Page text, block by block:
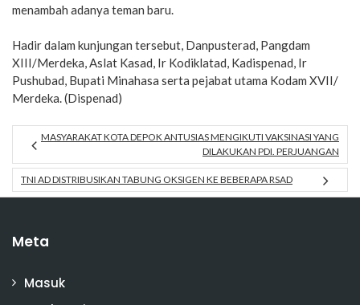
menambah adanya teman baru.
Hadir dalam kunjungan tersebut, Danpusterad, Pangdam
XIII/Merdeka, Aslat Kasad, Ir Kodiklatad, Kadispenad, Ir
Pushubad, Bupati Minahasa serta pejabat utama Kodam XVII/
Merdeka. (Dispenad)
MASYARAKAT KOTA DEPOK ANTUSIAS MENGIKUTI VAKSINASI YANG
DILAKUKAN PDI. PERJUANGAN
TNI AD DISTRIBUSIKAN TABUNG OKSIGEN KE BEBERAPA RSAD
Meta
Masuk